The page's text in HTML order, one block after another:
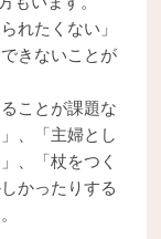
れたくない」
きないことが
ことが課題な
、「主婦とし
、「杖をつく
かったりする